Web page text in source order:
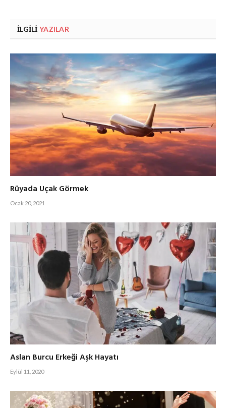
İLGILI YAZILAR
Rüyada Uçak Görmek
Ocak 20, 2021
Aslan Burcu Erkeği Aşk Hayatı
Eylül 11, 2020